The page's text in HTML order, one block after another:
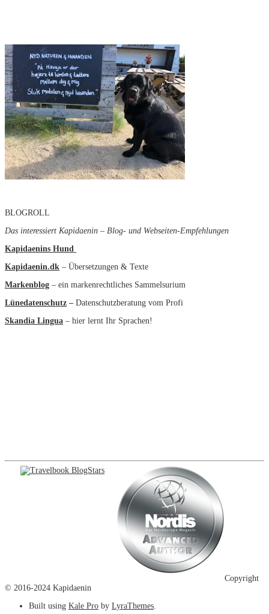
BLOGROLL
Das interessiert Kapidaenin – Blog- und Webseiten-Empfehlungen
Kapidaenins Hund
Kapidaenin.dk – Übersetzungen & Texte
Markenblog – ein markenrechtliches Sammelsurium
Lünedatenschutz – Datenschutzberatung vom Profi
Skandia Lingua – hier lernt Ihr Sprachen!
Copyright
© 2016-2024 Kapidaenin
Built using Kale Pro by LyraThemes